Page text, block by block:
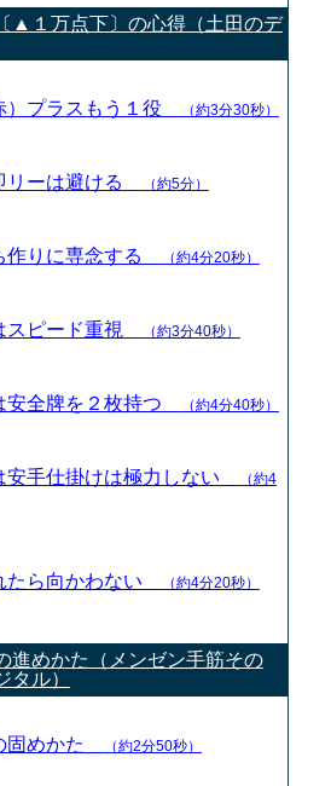
▲１万点下〕の心得（土田のデ
）プラスもう１役 （約3分30秒）
リーは避ける （約5分）
作りに専念する （約4分20秒）
スピード重視 （約3分40秒）
安全牌を２枚持つ （約4分40秒）
安手仕掛けは極力しない
（約4
たら向かわない （約4分20秒）
進めかた（メンゼン手筋その
タル）
固めかた （約2分50秒）